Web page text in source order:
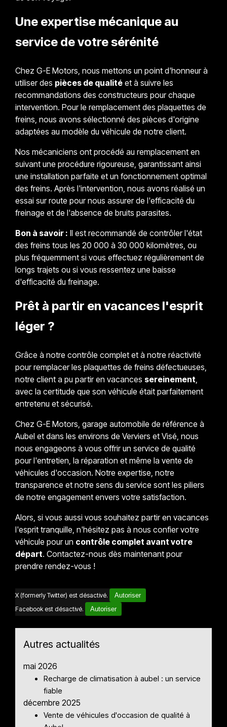
Une expertise mécanique au
service de votre sérénité
Chez G-E Motors, nous mettons un point d'honneur à
utiliser des pièces de qualitéet à suivre les
recommandations des constructeurs pour chaque
intervention. Pour le remplacement des plaquettes de
freins, nous avons sélectionné des pièces d'origine
adaptées au modèle du véhicule de notre client.
Nos mécaniciens ont procédé au remplacement en
suivant une procédure rigoureuse, garantissant ainsi
une installation parfaite et un fonctionnement optimal
des freins. Après l'intervention, nous avons réalisé un
essai sur route pour nous assurer de l'efficacité du
freinage et de l'absence de bruits parasites.
Bon à savoir : Il est recommandé de contrôler l'état
des freins tous les 20 000 à 30 000 kilomètres, ou
plus fréquemment si vous effectuez régulièrement de
longs trajets ou si vous ressentez une baisse
d'efficacité du freinage.
Prêt à partir en vacances l'esprit
léger ?
Grâce à notre contrôle complet et à notre réactivité
pour remplacer les plaquettes de freins défectueuses,
notre client a pu partir en vacances sereinement,
avec la certitude que son véhicule était parfaitement
entretenu et sécurisé.
Chez G-E Motors, garage automobile de référence à
Aubel et dans les environs de Verviers et Visé, nous
nous engageons à vous offrir un service de qualité
pour l'entretien, la réparation et même la vente de
véhicules d'occasion. Notre expertise, notre
transparence et notre sens du service sont les piliers
de notre engagement envers votre satisfaction.
Alors, si vous aussi vous souhaitez partir en vacances
l'esprit tranquille, n'hésitez pas à nous confier votre
véhicule pour un contrôle complet avant votre
départ. Contactez-nous dès maintenant pour
prendre rendez-vous !
X (formerly Twitter) est désactivé.
Autoriser
Facebook est désactivé.
Autoriser
Autres actualités
mai 2026
Recharge de climatisation à aubel : un service
fiable
décembre 2025
Vente de véhicules d'occasion de qualité à